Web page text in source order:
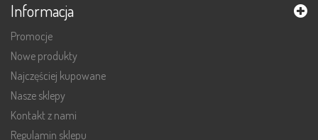
Informacja
Promocje
Nowe produkty
Najczęściej kupowane
Nasze sklepy
Kontakt z nami
Regulamin sklepu